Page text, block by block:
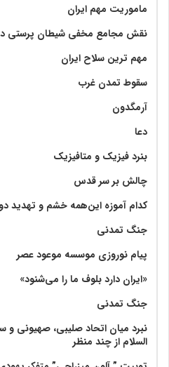
ماموریت مهم ایران
نقش مجامع مخفی شیطان پرستی
مهم ترین سلاح ایران
سقوط تمدن غرب
آرمگدون
دعا
بنرد فیزیک و متافیزیک
چالش بر سر قدس
کدام آموزه این‌همه خشم و تهدید
جنگ تمدنی
پیام نوروزی موسسه موعود عصر
«ایران دارد بلوف ما را می‌شنود»
جنگ تمدنی
نبرد میان اتحاد صلیبی، صهیونی و
السلام از چند منظر